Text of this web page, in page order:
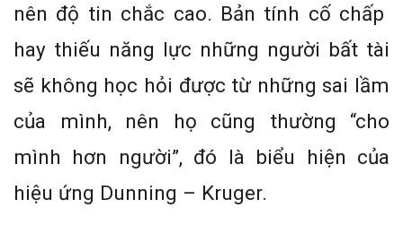
nên độ tin chắc cao. Bản tính cố chấp
hay thiếu năng lực những người bất tài
sẽ không học hỏi được từ những sai lầm
của mình, nên họ cũng thường “cho
mình hơn người”, đó là biểu hiện của
hiệu ứng Dunning – Kruger.